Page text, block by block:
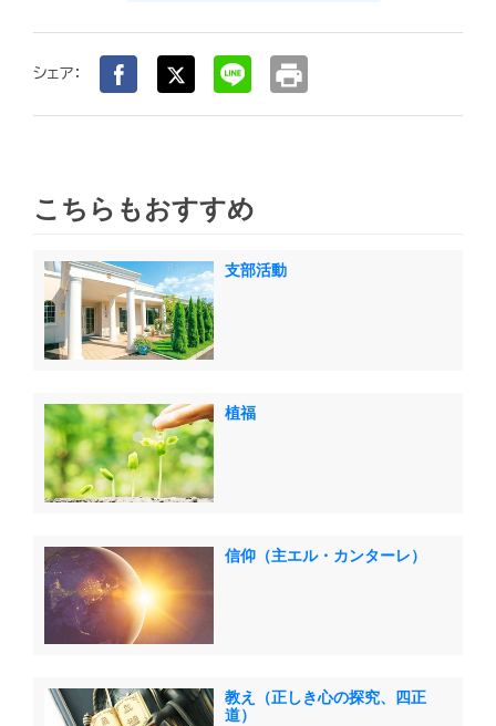
シェア： print
こちらもおすすめ
支部活動
植福
信仰（主エル・カンターレ）
教え（正しき心の探究、四正
道）